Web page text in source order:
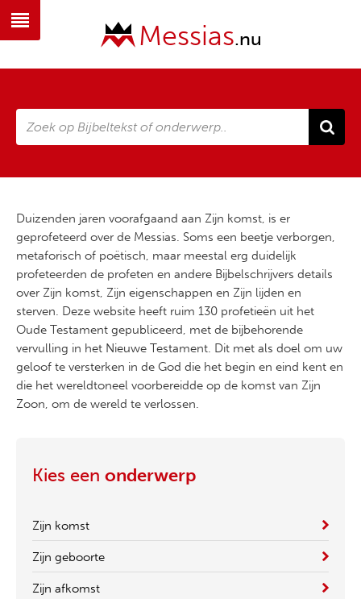
Messias.nu
Duizenden jaren voorafgaand aan Zijn komst, is er
geprofeteerd over de Messias. Soms een beetje verborgen,
metaforisch of poëtisch, maar meestal erg duidelijk
profeteerden de profeten en andere Bijbelschrijvers details
over Zijn komst, Zijn eigenschappen en Zijn lijden en
sterven. Deze website heeft ruim 130 profetieën uit het
Oude Testament gepubliceerd, met de bijbehorende
vervulling in het Nieuwe Testament. Dit met als doel om uw
geloof te versterken in de God die het begin en eind kent en
die het wereldtoneel voorbereidde op de komst van Zijn
Zoon, om de wereld te verlossen.
Kies een onderwerp
Zijn komst
Zijn geboorte
Zijn afkomst